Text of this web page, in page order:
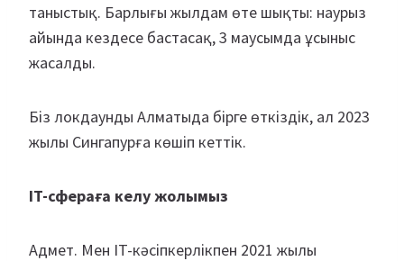
таныстық. Барлығы жылдам өте шықты: наурыз
айында кездесе бастасақ, 3 маусымда ұсыныс
жасалды.
Біз локдаунды Алматыда бірге өткіздік, ал 2023
жылы Сингапурға көшіп кеттік.
IT-сфераға келу жолымыз
Адмет. Мен IT-кәсіпкерлікпен 2021 жылы